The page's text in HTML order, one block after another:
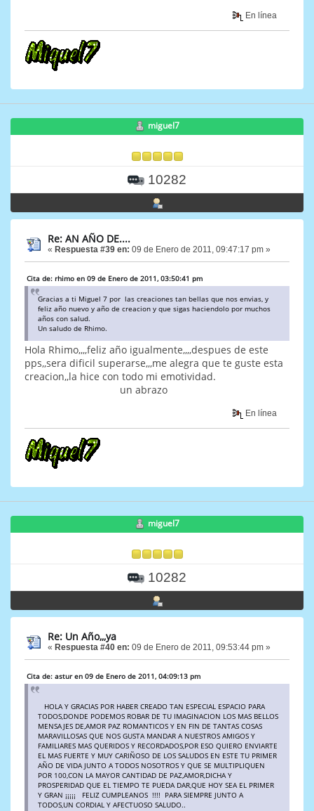
En línea
miguel7
10282
Re: AN AÑO DE....
« Respuesta #39 en: 09 de Enero de 2011, 09:47:17 pm »
Cita de: rhimo en 09 de Enero de 2011, 03:50:41 pm
Gracias a ti Miguel 7 por las creaciones tan bellas que nos envias, y
feliz año nuevo y año de creacion y que sigas haciendolo por muchos
años con salud.
Un saludo de Rhimo.
Hola Rhimo,,,,feliz año igualmente,,,,despues de este
pps,,sera dificil superarse,,,me alegra que te guste esta
creacion,,la hice con todo mi emotividad.
un abrazo
En línea
miguel7
10282
Re: Un Año,,,ya
« Respuesta #40 en: 09 de Enero de 2011, 09:53:44 pm »
Cita de: astur en 09 de Enero de 2011, 04:09:13 pm
HOLA Y GRACIAS POR HABER CREADO TAN ESPECIAL ESPACIO PARA
TODOS,DONDE PODEMOS ROBAR DE TU IMAGINACION LOS MAS BELLOS
MENSAJES DE,AMOR PAZ ROMANTICOS Y EN FIN DE TANTAS COSAS
MARAVILLOSAS QUE NOS GUSTA MANDAR A NUESTROS AMIGOS Y
FAMILIARES MAS QUERIDOS Y RECORDADOS,POR ESO QUIERO ENVIARTE
EL MAS FUERTE Y MUY CARIÑOSO DE LOS SALUDOS EN ESTE TU PRIMER
AÑO DE VIDA JUNTO A TODOS NOSOTROS Y QUE SE MULTIPLIQUEN
POR 100,CON LA MAYOR CANTIDAD DE PAZ,AMOR,DICHA Y
PROSPERIDAD QUE EL TIEMPO TE PUEDA DAR,QUE HOY SEA EL PRIMER
Y GRAN ¡¡¡¡¡ FELIZ CUMPLEANOS !!!! PARA SIEMPRE JUNTO A
TODOS,UN CORDIAL Y AFECTUOSO SALUDO..